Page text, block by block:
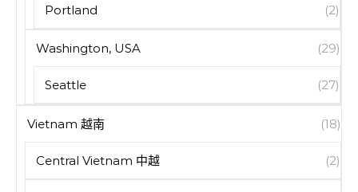
Portland (2)
Washington, USA (29)
Seattle (27)
Vietnam 越南 (18)
Central Vietnam 中越 (2)